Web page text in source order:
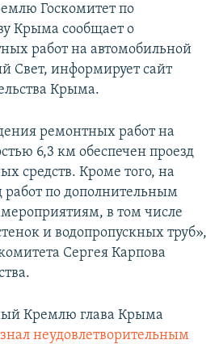
КРЫМА
Госкомитет по
Крыма сообщает о
работ на автомобильной
Свет, информирует сайт
Крыма.
ремонтных работ на
6,3 км обеспечен проезд
средств. Кроме того, на
работ по дополнительным
в том числе
и водопропускных труб»,
Сергея Карпова
Кремлю глава Крыма
неудовлетворительным